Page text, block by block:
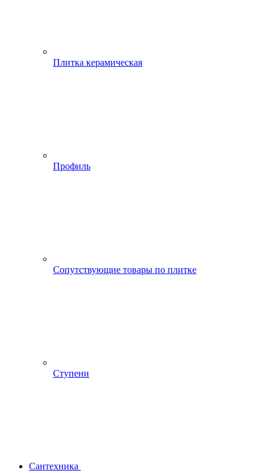
Плитка керамическая
Профиль
Сопутствующие товары по плитке
Ступени
Сантехника